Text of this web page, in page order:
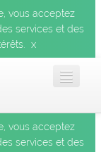
vous acceptez
services et des
x
Accueil
vous acceptez
services et des